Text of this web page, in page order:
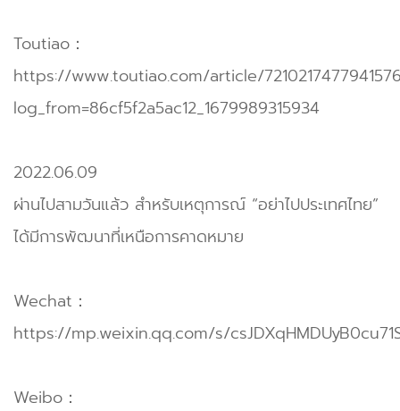
Toutiao：
https://www.toutiao.com/article/
log_from=86cf5f2a5ac12_1679989315934
2022.06.09
ผ่านไปสามวันแล้ว สำหรับเหตุการณ์ “อย่าไปประเทศไทย”
ได้มีการพัฒนาที่เหนือการคาดหมาย
Wechat：
https://mp.weixin.qq.com/s/
Weibo：